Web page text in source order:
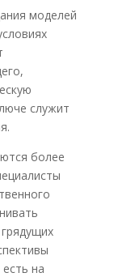
моделей
служит
более
на